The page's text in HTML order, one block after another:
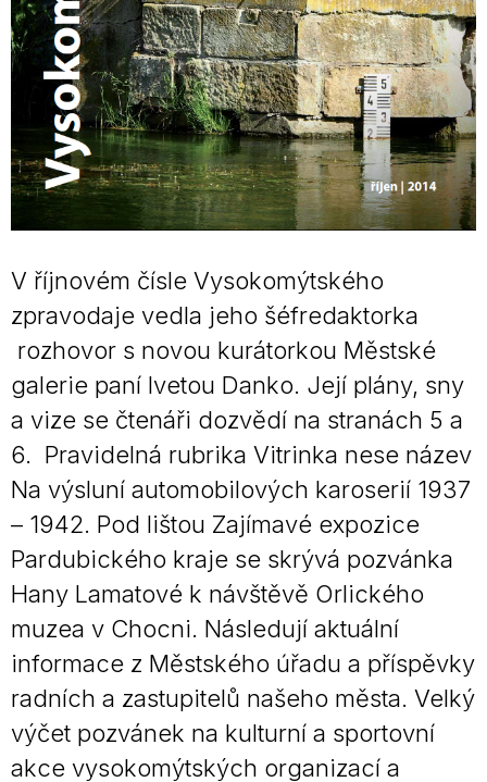
V říjnovém čísle Vysokomýtského
zpravodaje vedla jeho šéfredaktorka
rozhovor s novou kurátorkou Městské
galerie paní Ivetou Danko. Její plány, sny
a vize se čtenáři dozvědí na stranách 5 a
6. Pravidelná rubrika Vitrinka nese název
Na výsluní automobilových karoserií 1937
– 1942. Pod lištou Zajímavé expozice
Pardubického kraje se skrývá pozvánka
Hany Lamatové k návštěvě Orlického
muzea v Chocni. Následují aktuální
informace z Městského úřadu a příspěvky
radních a zastupitelů našeho města. Velký
výčet pozvánek na kulturní a sportovní
akce vysokomýtských organizací a